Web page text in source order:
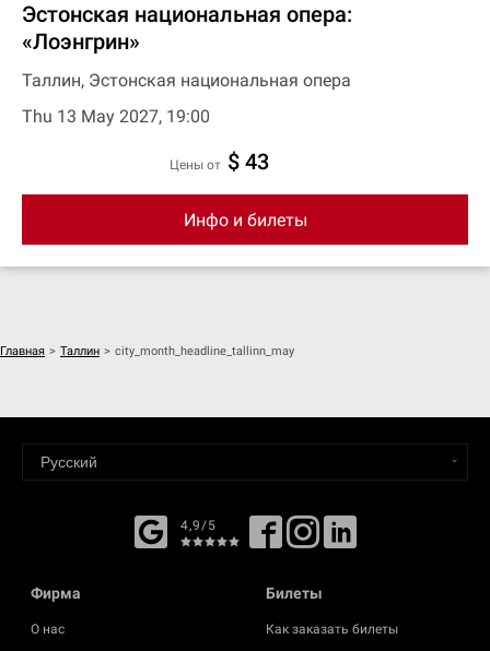
Эстонская национальная опера:
«Лоэнгрин»
Таллин, Эстонская национальная опера
Thu 13 May 2027, 19:00
цены от $ 43
Инфо и билеты
Главная > Таллин > city_month_headline_tallinn_may
4,9/5
Фирма
О нас
Билеты
Как заказать билеты